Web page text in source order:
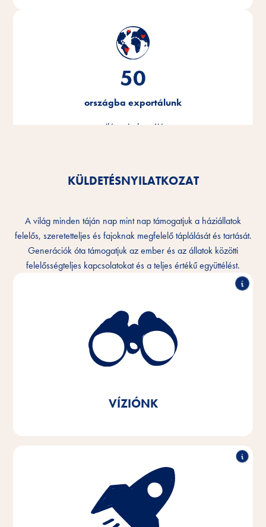
50
országba exportálunk
a világ minden tájára.
KÜLDETÉSNYILATKOZAT
A világ minden táján nap mint nap támogatjuk a háziállatok
felelős, szeretetteljes és fajoknak megfelelő táplálását és tartását.
Generációk óta támogatjuk az ember és az állatok közötti
felelősségteljes kapcsolatokat és a teljes értékű együttélést.
VÍZIÓNK
köteléket, és szeretnénk ezt a kapcsolatot napról
napra jobbá tenni. Minden háziállattal rendelkező
otthonban, bárhol a világon.
Vitakraft Szeretettel
A háziállatok és gazdáik igényei iránti szenvedéllyel
és empátiával fejlesztünk, gyártunk és forgalmazunk
innovatív, kiváló minőségű és az állatok igényeinek